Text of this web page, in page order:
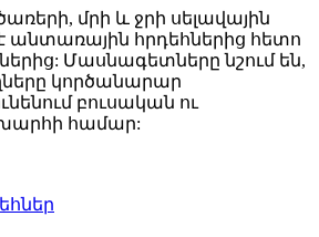
մրի և ջրի սելավային
անտառային հրդեհներից հետո
Մասնագետները նշում են,
կործանարար
բուսական ու
համար: